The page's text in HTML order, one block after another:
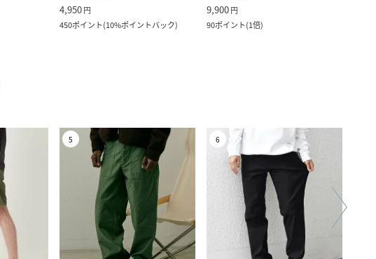
4,950円
450ポイント(10%ポイントバック)
9,900円
90ポイント(1倍)
5 6